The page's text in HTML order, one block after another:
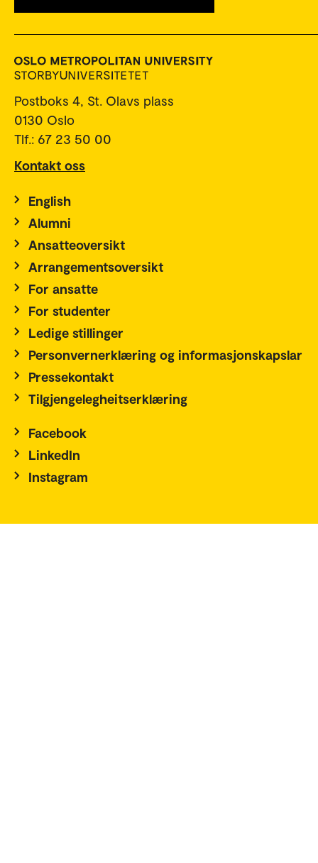
Postboks 4, St. Olavs plass
0130 Oslo
Tlf.: 67 23 50 00
Kontakt oss
English
Alumni
Ansatteoversikt
Arrangementsoversikt
For ansatte
For studenter
Ledige stillinger
Personvernerklæring og informasjonskapslar
Pressekontakt
Tilgjengelegheitserklæring
Facebook
LinkedIn
Instagram